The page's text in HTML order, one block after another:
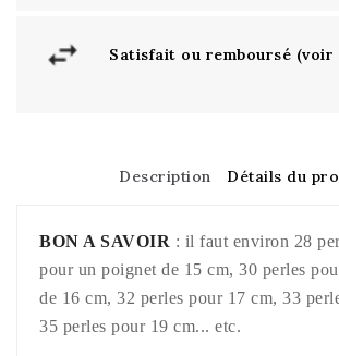
Satisfait ou remboursé (voir
Description Détails du
BON A SAVOIR : il faut environ 28
pour un poignet de 15 cm, 30 perles
de 16 cm, 32 perles pour 17 cm, 33
35 perles pour 19 cm... etc.